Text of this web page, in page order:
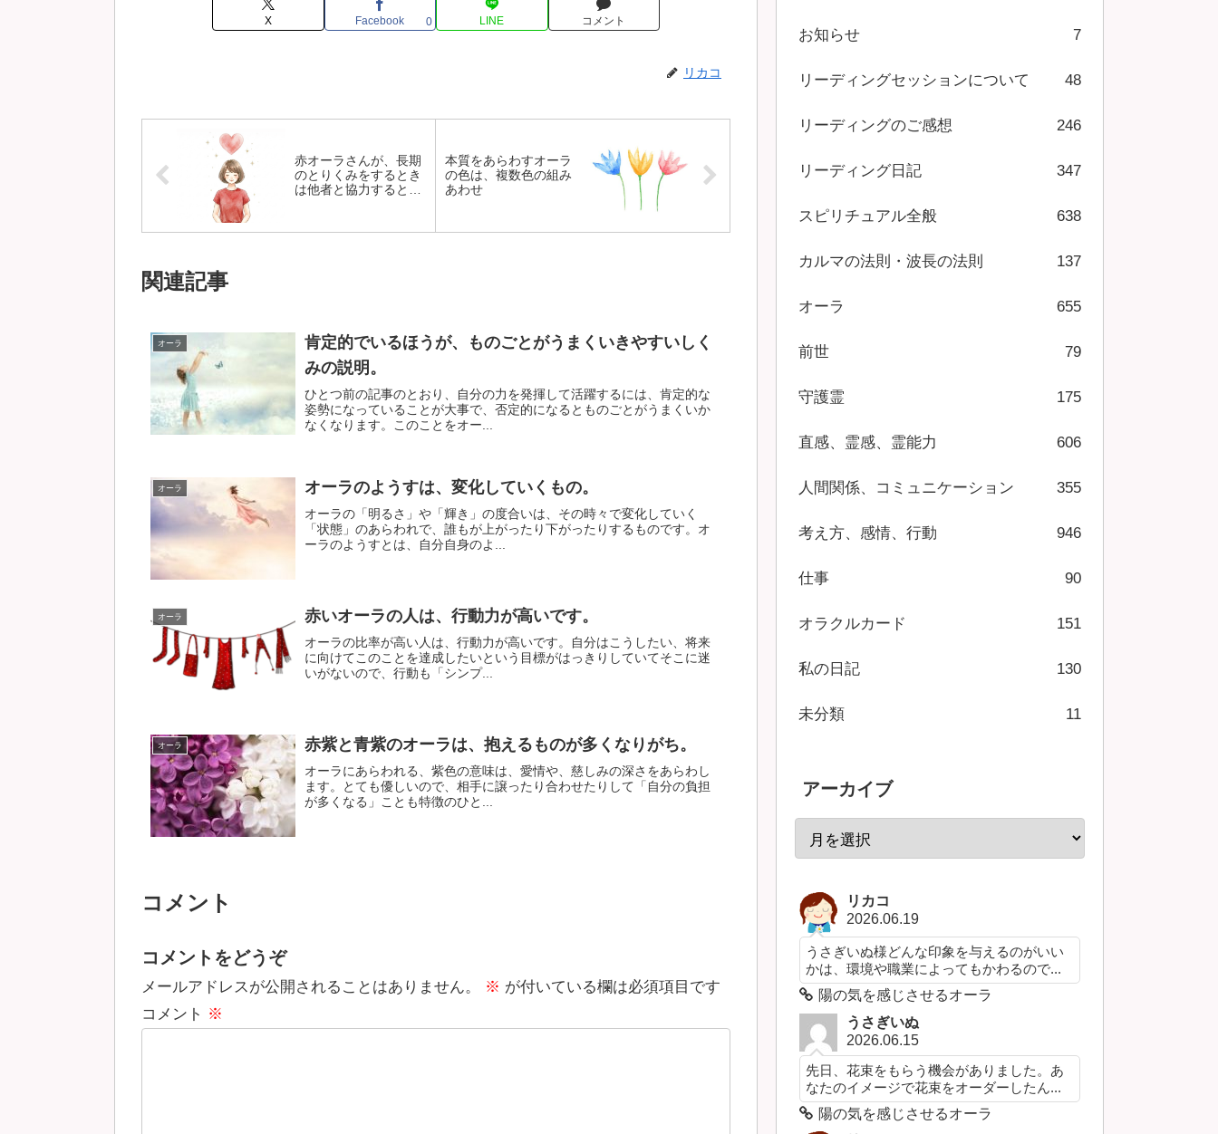
X Facebook 0 LINE コメント
リカコ
赤オーラさんが、長期
のとりくみをするとき
は他者と協力するとい
本質をあらわすオーラ
の色は、複数色の組み
あわせ
関連記事
オーラ
肯定的でいるほうが、ものごとがうまくいきやすいしく
みの説明。
ひとつ前の記事のとおり、自分の力を発揮して活躍するには、肯定的な
姿勢になっていることが大事で、否定的になるとものごとがうまくいか
なくなります。このことをオー...
オーラ オーラのようすは、変化していくもの。
オーラの「明るさ」や「輝き」の度合いは、その時々で変化していく
「状態」のあらわれで、誰もが上がったり下がったりするものです。オ
ーラのようすとは、自分自身のよ...
オーラ 赤いオーラの人は、行動力が高いです。
オーラの比率が高い人は、行動力が高いです。自分はこうしたい、将来
に向けてこのことを達成したいという目標がはっきりしていてそこに迷
いがないので、行動も「シンプ...
オーラ 赤紫と青紫のオーラは、抱えるものが多くなりがち。
オーラにあらわれる、紫色の意味は、愛情や、慈しみの深さをあらわし
ます。とても優しいので、相手に譲ったり合わせたりして「自分の負担
が多くなる」ことも特徴のひと...
コメント
コメントをどうぞ
メールアドレスが公開されることはありません。 ※ が付いている欄は必須項目です
コメント ※
お知らせ 7
リーディングセッションについて 48
リーディングのご感想 246
リーディング日記 347
スピリチュアル全般 638
カルマの法則・波長の法則 137
オーラ 655
前世 79
守護霊 175
直感、霊感、霊能力 606
人間関係、コミュニケーション 355
考え方、感情、行動 946
仕事 90
オラクルカード 151
私の日記 130
未分類 11
アーカイブ
リカコ
2026.06.19
うさぎいぬ様どんな印象を与えるのがいい
かは、環境や職業によってもかわるので...
陽の気を感じさせるオーラ
うさぎいぬ
2026.06.15
先日、花束をもらう機会がありました。あ
なたのイメージで花束をオーダーしたん...
陽の気を感じさせるオーラ